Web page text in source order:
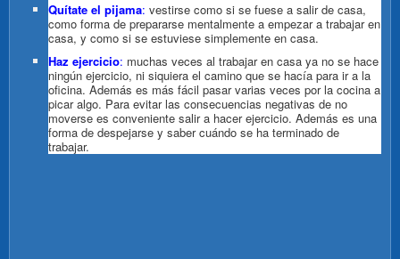
Quítate el pijama: vestirse como si se fuese a salir de casa,
como forma de prepararse mentalmente a empezar a trabajar en
casa, y como si se estuviese simplemente en casa.
Haz ejercicio: muchas veces al trabajar en casa ya no se hace
ningún ejercicio, ni siquiera el camino que se hacía para ir a la
oficina. Además es más fácil pasar varias veces por la cocina a
picar algo. Para evitar las consecuencias negativas de no
moverse es conveniente salir a hacer ejercicio. Además es una
forma de despejarse y saber cuándo se ha terminado de
trabajar.